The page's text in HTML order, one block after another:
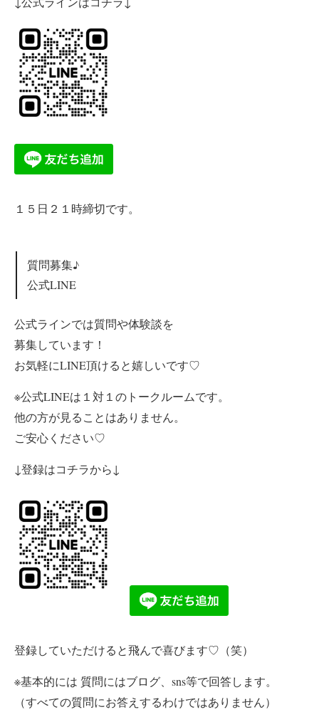
１５日２１時締切です。
質問募集♪
公式LINE
公式ラインでは質問や体験談を
募集しています！
お気軽にLINE頂けると嬉しいです♡
※公式LINEは１対１のトークルームです。
他の方が見ることはありません。
ご安心ください♡
↓登録はコチラから↓
登録していただけると飛んで喜びます♡（笑）
※基本的には 質問にはブログ、sns等で回答します。
（すべての質問にお答えするわけではありません）